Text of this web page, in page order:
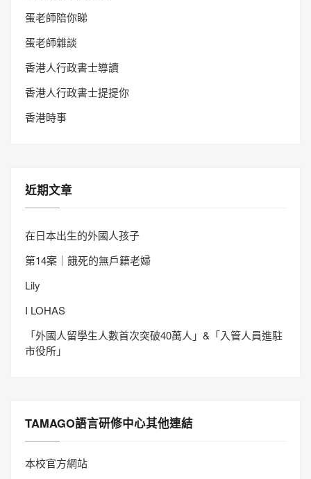
蛋老師陪你睇
蛋老師雜談
香港人行政書士導讀
香港人行政書士提提你
香港時事
近期文章
在日本出生的外國人孩子
第14案｜餓死的無戶籍老婦
Lily
I LOHAS
「外國人留學生人數首次突破40萬人」&「入管人員進駐
市役所」
TAMAGO語言研修中心其他連結
本校官方網站